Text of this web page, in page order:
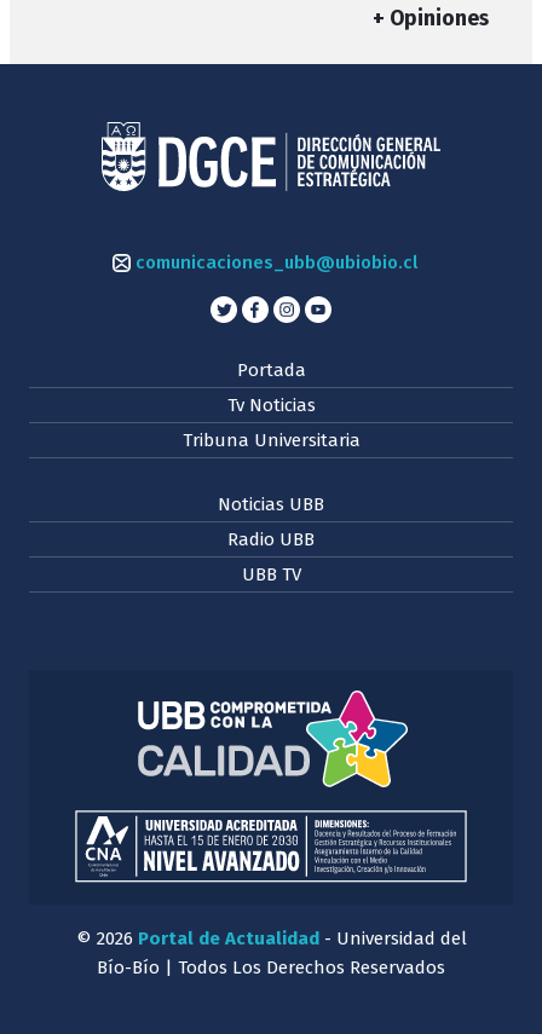
+ Opiniones
comunicaciones_ubb@ubiobio.cl
Portada
Tv Noticias
Tribuna Universitaria
Noticias UBB
Radio UBB
UBB TV
© 2026 Portal de Actualidad- Universidad del
Bío-Bío | Todos Los Derechos Reservados